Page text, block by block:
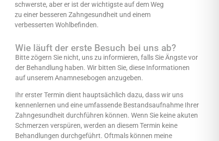
schwerste, aber er ist der wichtigste auf dem Weg
zu einer besseren Zahngesundheit und einem
verbesserten Wohlbefinden.
Wie läuft der erste Besuch bei uns ab?
Bitte zögern Sie nicht, uns zu informieren, falls Sie Ängste vor
der Behandlung haben. Wir bitten Sie, diese Informationen
auf unserem Anamnesebogen anzugeben.
Ihr erster Termin dient hauptsächlich dazu, dass wir uns
kennenlernen und eine umfassende Bestandsaufnahme Ihrer
Zahngesundheit durchführen können. Wenn Sie keine akuten
Schmerzen verspüren, werden an diesem Termin keine
Behandlungen durchgeführt. Oftmals können meine